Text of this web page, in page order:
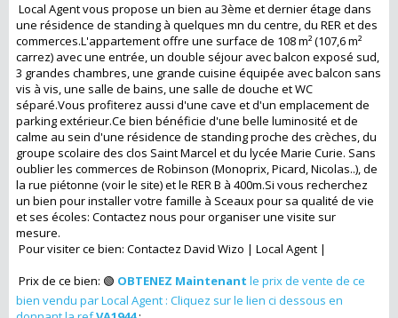
Local Agent vous propose un bien au 3ème et dernier étage dans
une résidence de standing à quelques mn du centre, du RER et des
commerces.L'appartement offre une surface de 108 m² (107,6 m²
carrez) avec une entrée, un double séjour avec balcon exposé sud,
3 grandes chambres, une grande cuisine équipée avec balcon sans
vis à vis, une salle de bains, une salle de douche et WC
séparé.Vous profiterez aussi d'une cave et d'un emplacement de
parking extérieur.Ce bien bénéficie d'une belle luminosité et de
calme au sein d'une résidence de standing proche des crèches, du
groupe scolaire des clos Saint Marcel et du lycée Marie Curie. Sans
oublier les commerces de Robinson (Monoprix, Picard, Nicolas..), de
la rue piétonne (voir le site) et le RER B à 400m.Si vous recherchez
un bien pour installer votre famille à Sceaux pour sa qualité de vie
et ses écoles: Contactez nous pour organiser une visite sur
mesure.
Pour visiter ce bien: Contactez David Wizo | Local Agent |
Prix de ce bien: 🟢 OBTENEZ Maintenant le prix de vente de ce
bien vendu par Local Agent : Cliquez sur le lien ci dessous en